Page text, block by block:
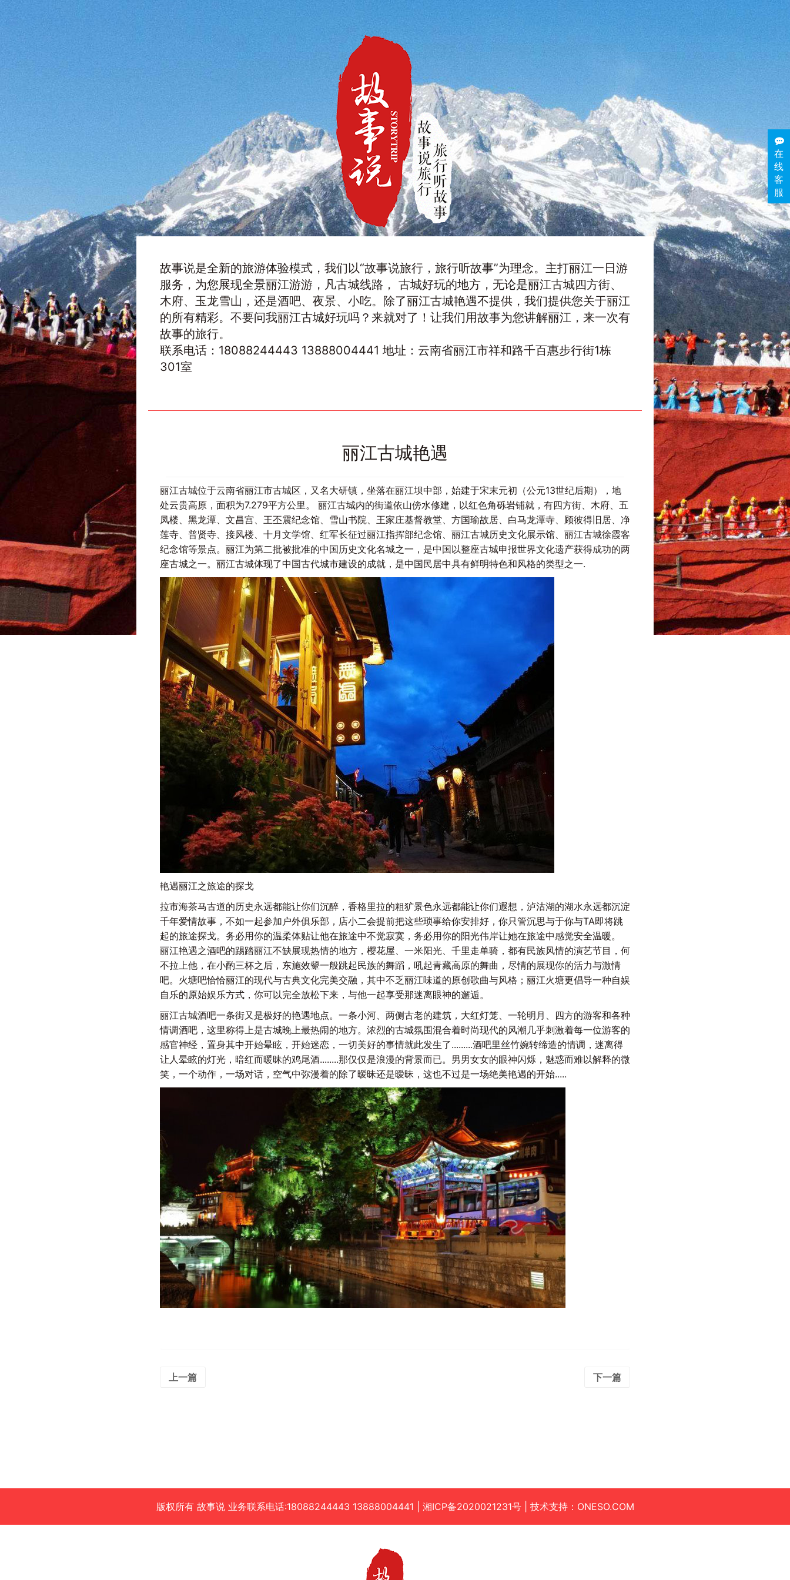
故事说是全新的旅游体验模式，我们以“故事说旅行，旅行听故事”为理念。主打丽江一日游
服务，为您展现全景丽江游游，凡古城线路， 古城好玩的地方，无论是丽江古城四方街、
木府、玉龙雪山，还是酒吧、夜景、小吃。除了丽江古城艳遇不提供，我们提供您关于丽江
的所有精彩。不要问我丽江古城好玩吗？来就对了！让我们用故事为您讲解丽江，来一次有
故事的旅行。
联系电话：18088244443 13888004441 地址：云南省丽江市祥和路千百惠步行街1栋
301室
丽江古城艳遇
丽江古城位于云南省丽江市古城区，又名大研镇，坐落在丽江坝中部，始建于宋末元初（公元13世纪后期），地
处云贵高原，面积为7.279平方公里。 丽江古城内的街道依山傍水修建，以红色角砾岩铺就，有四方街、木府、五
凤楼、黑龙潭、文昌宫、王丕震纪念馆、雪山书院、王家庄基督教堂、方国瑜故居、白马龙潭寺、顾彼得旧居、净
莲寺、普贤寺、接风楼、十月文学馆、红军长征过丽江指挥部纪念馆、丽江古城历史文化展示馆、丽江古城徐霞客
纪念馆等景点。丽江为第二批被批准的中国历史文化名城之一，是中国以整座古城申报世界文化遗产获得成功的两
座古城之一。丽江古城体现了中国古代城市建设的成就，是中国民居中具有鲜明特色和风格的类型之一.
艳遇丽江之旅途的探戈
拉市海茶马古道的历史永远都能让你们沉醉，香格里拉的粗犷景色永远都能让你们遐想，泸沽湖的湖水永远都沉淀
千年爱情故事，不如一起参加户外俱乐部，店小二会提前把这些琐事给你安排好，你只管沉思与于你与TA即将跳
起的旅途探戈。务必用你的温柔体贴让他在旅途中不觉寂寞，务必用你的阳光伟岸让她在旅途中感觉安全温暖。
丽江艳遇之酒吧的踢踏丽江不缺展现热情的地方，樱花屋、一米阳光、千里走单骑，都有民族风情的演艺节目，何
不拉上他，在小酌三杯之后，东施效颦一般跳起民族的舞蹈，吼起青藏高原的舞曲，尽情的展现你的活力与激情
吧。火塘吧恰恰丽江的现代与古典文化完美交融，其中不乏丽江味道的原创歌曲与风格；丽江火塘更倡导一种自娱
自乐的原始娱乐方式，你可以完全放松下来，与他一起享受那迷离眼神的邂逅。
丽江古城酒吧一条街又是极好的艳遇地点。一条小河、两侧古老的建筑，大红灯笼、一轮明月、四方的游客和各种
情调酒吧，这里称得上是古城晚上最热闹的地方。浓烈的古城氛围混合着时尚现代的风潮几乎刺激着每一位游客的
感官神经，置身其中开始晕眩，开始迷恋，一切美好的事情就此发生了.........酒吧里丝竹婉转缔造的情调，迷离得
让人晕眩的灯光，暗红而暖昧的鸡尾酒........那仅仅是浪漫的背景而已。男男女女的眼神闪烁，魅惑而难以解释的微
笑，一个动作，一场对话，空气中弥漫着的除了暧昧还是暧昧，这也不过是一场绝美艳遇的开始.....
上一篇 下一篇
在
线
客
服
版权所有 故事说 业务联系电话:18088244443 13888004441 湘ICP备2020021231号| 技术支持：ONESO.COM